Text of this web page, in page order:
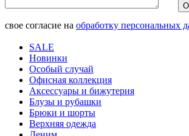
свое согласие на обработку персональных
SALE
Новинки
Особый случай
Офисная коллекция
Аксессуары и бижутерия
Блузы и рубашки
Брюки и шорты
Верхняя одежда